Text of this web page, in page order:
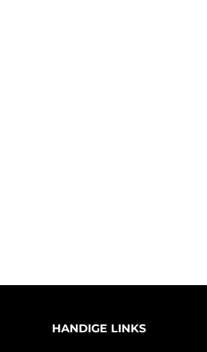
HANDIGE LINKS